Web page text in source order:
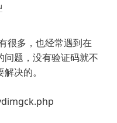
很多，也经常遇到在
问题，没有验证码就不
决的。